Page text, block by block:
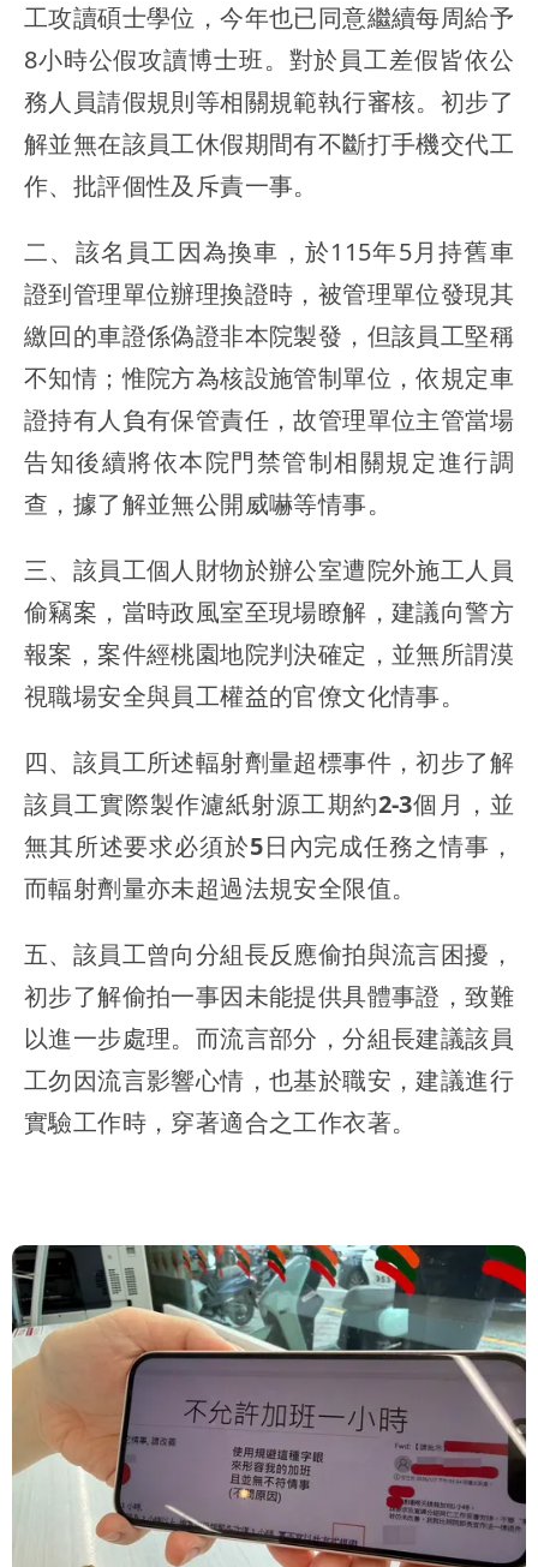
工攻讀碩士學位，今年也已同意繼續每周給予
8小時公假攻讀博士班。對於員工差假皆依公
務人員請假規則等相關規範執行審核。 初步了
解並無在該員工休假期間有不斷打手機交代工
作、批評個性及斥責一事。
二、該名員工因為換車，於115年5月持舊車
證到管理單位辦理換證時，被管理單位發現其
繳回的車證係偽證非本院製發 ，但該員工堅稱
不知情；惟院方為核設施管制單位，依規定車
證持有人負有保管責任，故管理單位主管當場
告知後續將依本院門禁管制相關規定進行調
查，據了解並無公開威嚇等情事。
三、該員工個人財物於辦公室遭院外施工人員
偷竊案，當時政風室至現場瞭解，建議向警方
報案，案件經桃園地院判決確定，並無所謂漠
視職場安全與員工權益的官僚文化情事。
四、該員工所述輻射劑量超標事件，初步了解
該員工實際製作濾紙射源工期約2-3個月，並
無其所述要求必須於5日內完成任務之情事，
而輻射劑量亦未超過法規安全限值。
五、該員工曾向分組長反應偷拍與流言困擾，
初步了解偷拍一事因未能提供具體事證，致難
以進一步處理。而流言部分，分組長建議該員
工勿因流言影響心情，也基於職安，建議進行
實驗工作時，穿著適合之工作衣著。